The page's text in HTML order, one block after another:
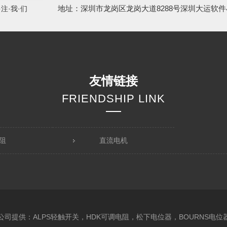
注·我·们
地址：深圳市龙岗区龙岗大道8288号深圳大运软
友情链接
FRIENDSHIP LINK
直流电机
司提供：ALPS轻触开关，HDK可调电阻，松下电位器，BOURNS电位